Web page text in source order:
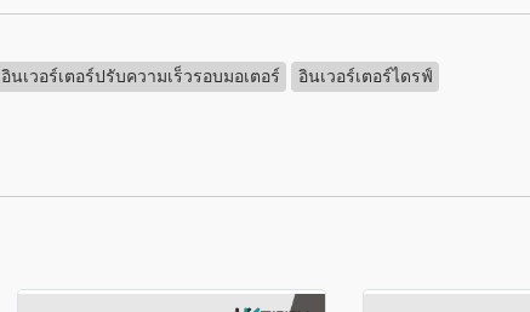
อินเวอร์เตอร์ปรับความเร็วรอบมอเตอร์ อินเวอร์เตอร์ไดรฟ์